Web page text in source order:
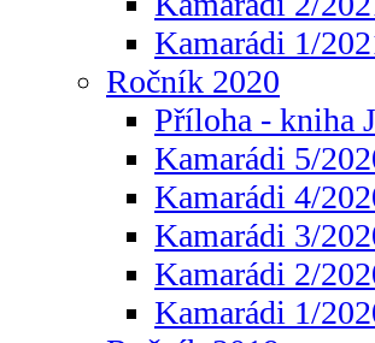
Kamarádi 1/
Ročník 2020
Příloha - kniha
Kamarádi 5/
Kamarádi 4/
Kamarádi 3/
Kamarádi 2/
Kamarádi 1/